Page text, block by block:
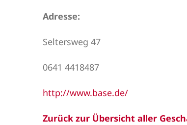
Adresse:
Seltersweg 47
0641 4418487
http://www.base.de/
Zurück zur Übersicht aller